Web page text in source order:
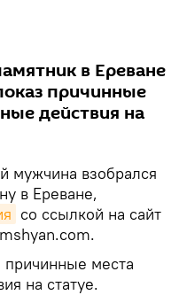
в Ереване
причинные
действия на
мужчина взобрался
в Ереване,
со ссылкой на сайт
места
на статуе.